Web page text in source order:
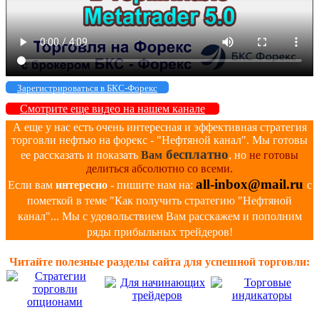
Зарегистрироваться в БКС-Форекс
Смотрите еще видео на нашем канале
А еще у нас есть очень интересная и эффективная стратегия
торговли нефтью на форекс - "Нефтяной канал". Мы готовы
ее рассказать и показать Вам бесплатно, но не готовы
делиться абсолютно со всеми.
Если вам интересно- пишите нам на: all-inbox@mail.ru с
пометкой в теме "Как получить стратегию "Нефтяной
канал"... Мы с удовольствием Вам расскажем и пополним
ряды прибыльных трейдеров!
Читайте полезные разделы сайта для успешной торговли: